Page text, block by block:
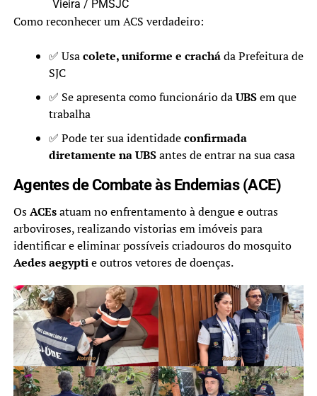
Vieira / PMSJC
Como reconhecer um ACS verdadeiro:
✅ Usacolete, uniforme e cracháda Prefeitura de
SJC
✅ Se apresenta como funcionário daUBSem que
trabalha
✅ Pode ter sua identidadeconfirmada
diretamente na UBSantes de entrar na sua casa
Agentes de Combate às Endemias (ACE)
OsACEsatuam no enfrentamento à dengue e outras
arboviroses, realizando vistorias em imóveis para
identificar e eliminar possíveis criadouros do mosquito
Aedes aegyptie outros vetores de doenças.